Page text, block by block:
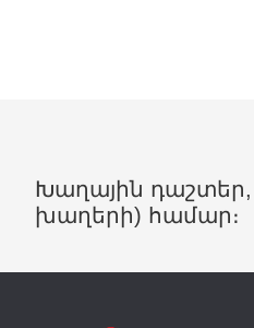
Խաղային
խաղերի) համար։